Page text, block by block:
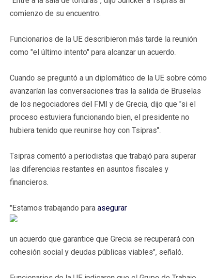
comienzo de su encuentro.
Funcionarios de la UE describieron más tarde la reunión
como "el último intento" para alcanzar un acuerdo.
Cuando se preguntó a un diplomático de la UE sobre cómo
avanzarían las conversaciones tras la salida de Bruselas
de los negociadores del FMI y de Grecia, dijo que "si el
proceso estuviera funcionando bien, el presidente no
hubiera tenido que reunirse hoy con Tsipras".
Tsipras comentó a periodistas que trabajó para superar
las diferencias restantes en asuntos fiscales y
financieros.
"Estamos trabajando para asegurar
un acuerdo que garantice que Grecia se recuperará con
cohesión social y deudas públicas viables", señaló.